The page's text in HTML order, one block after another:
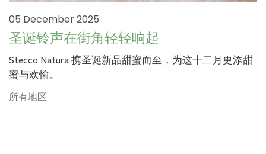
05 December 2025
圣诞铃声在街角轻轻响起
Stecco Natura 携圣诞新品甜蜜而至，为这十二月更添甜
蜜与欢愉。
所有地区